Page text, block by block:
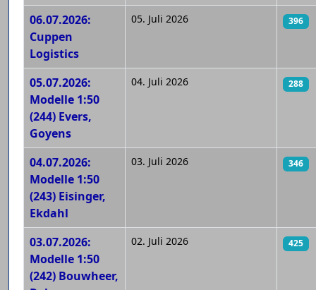
06.07.2026:
Cuppen
Logistics
05. Juli 2026 396
05.07.2026:
Modelle 1:50
(244) Evers,
Goyens
04. Juli 2026 288
04.07.2026:
Modelle 1:50
(243) Eisinger,
Ekdahl
03. Juli 2026 346
03.07.2026:
Modelle 1:50
(242) Bouwheer,
02. Juli 2026 425